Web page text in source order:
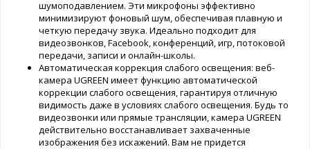
шумоподавлением. Эти микрофоны эффективно
минимизируют фоновый шум, обеспечивая плавную и
четкую передачу звука. Идеально подходит для
видеозвонков, Facebook, конференций, игр, потоковой
передачи, записи и онлайн-школы.
Автоматическая коррекция слабого освещения: веб-
камера UGREEN имеет функцию автоматической
коррекции слабого освещения, гарантируя отличную
видимость даже в условиях слабого освещения. Будь то
видеозвонки или прямые трансляции, камера UGREEN
действительно восстанавливает захваченные
изображения без искажений. Вам не придется